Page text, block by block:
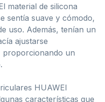
material de silicona
sentía suave y cómodo,
uso. Además, tenían un
ajustarse
proporcionando un
HUAWEI
características que